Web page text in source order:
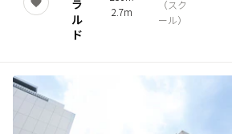
ラ
ル
ド
2.7m
（スク
ール）